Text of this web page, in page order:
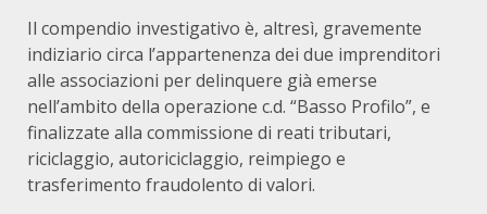
Il compendio investigativo è, altresì, gravemente
indiziario circa l’appartenenza dei due imprenditori
alle associazioni per delinquere già emerse
nell’ambito della operazione c.d. “Basso Profilo”, e
finalizzate alla commissione di reati tributari,
riciclaggio, autoriciclaggio, reimpiego e
trasferimento fraudolento di valori.